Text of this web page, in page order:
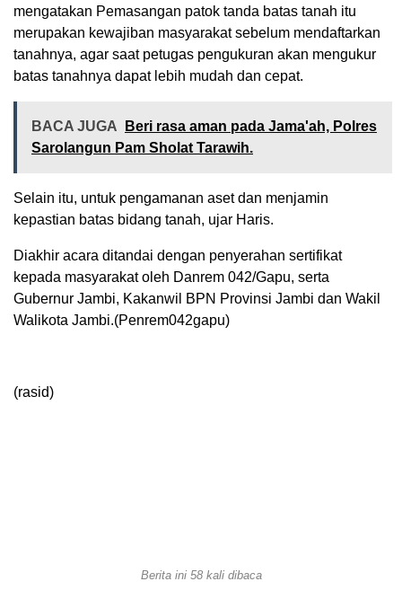
mengatakan Pemasangan patok tanda batas tanah itu
merupakan kewajiban masyarakat sebelum mendaftarkan
tanahnya, agar saat petugas pengukuran akan mengukur
batas tanahnya dapat lebih mudah dan cepat.
BACA JUGA
Beri rasa aman pada Jama'ah, Polres
Sarolangun Pam Sholat Tarawih.
Selain itu, untuk pengamanan aset dan menjamin
kepastian batas bidang tanah, ujar Haris.
Diakhir acara ditandai dengan penyerahan sertifikat
kepada masyarakat oleh Danrem 042/Gapu, serta
Gubernur Jambi, Kakanwil BPN Provinsi Jambi dan Wakil
Walikota Jambi.(Penrem042gapu)
(rasid)
Berita ini 58 kali dibaca